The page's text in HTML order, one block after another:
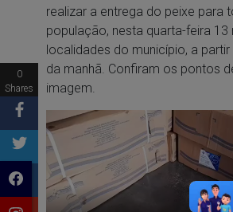
realizar a entrega do peixe para
população, nesta quarta-feira 13
localidades do município, a partir
da manhã. Confiram os pontos
imagem.
0
Shares